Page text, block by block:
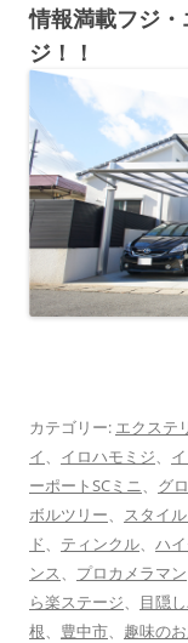
情報満載フジ
ジ！！
カテゴリー: エクステ
イ、 イロハモミジ、
ーポートSCミニ、 グ
ボルツリー、 スタイ
ド、 ティンクル、 ハ
ンス、 プロカメラマン
ら楽ステージ、 目隠
根、 豊中市、 趣味の